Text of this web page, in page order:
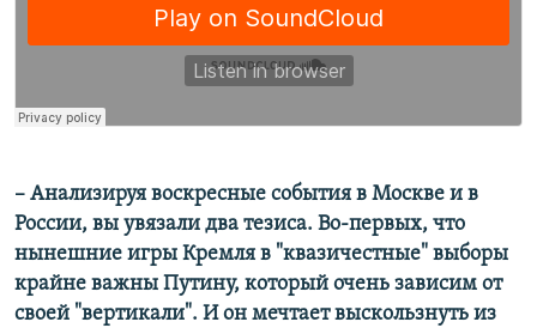
– Анализируя воскресные события в Москве и в
России, вы увязали два тезиса. Во-первых, что
нынешние игры Кремля в "квазичестные" выборы
крайне важны Путину, который очень зависим от
своей "вертикали". И он мечтает выскользнуть из